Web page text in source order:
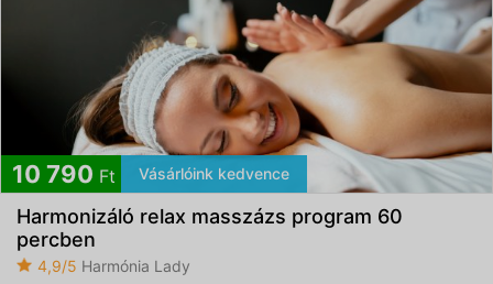
10 790 Ft Vásárlóink kedvence
Harmonizáló relax masszázs program 60
percben
4,9/5 Harmónia Lady